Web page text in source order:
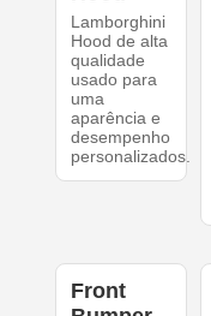
Lamborghini
Hood de alta
qualidade
usado para
uma
aparência e
desempenho
personalizados.
Front